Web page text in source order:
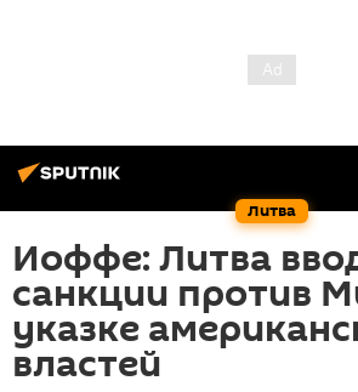
Литва
Иоффе: Литва
санкции против
указке
властей